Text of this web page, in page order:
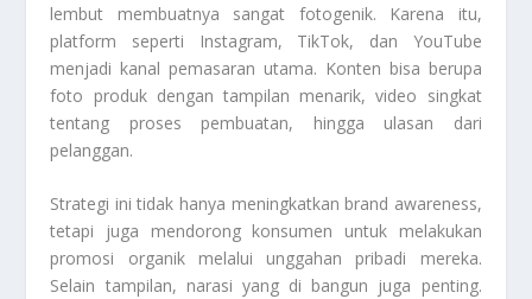
lembut membuatnya sangat fotogenik. Karena itu,
platform seperti Instagram, TikTok, dan YouTube
menjadi kanal pemasaran utama. Konten bisa berupa
foto produk dengan tampilan menarik, video singkat
tentang proses pembuatan, hingga ulasan dari
pelanggan.
Strategi ini tidak hanya meningkatkan brand awareness,
tetapi juga mendorong konsumen untuk melakukan
promosi organik melalui unggahan pribadi mereka.
Selain tampilan, narasi yang di bangun juga penting.